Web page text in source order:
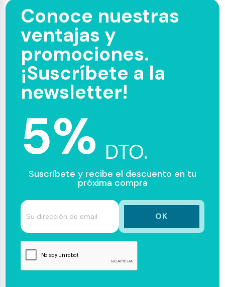
Conoce nuestras
ventajas y
promociones.
¡Suscríbete a la
newsletter!
5% DTO.
Suscríbete y recibe el descuento en tu
próxima compra